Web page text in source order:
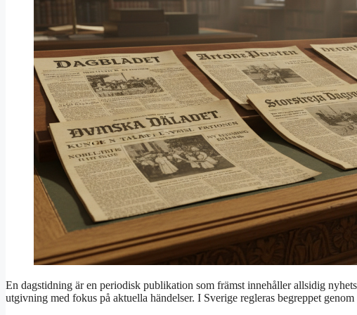
En dagstidning är en periodisk publikation som främst innehåller allsidig
utgivning med fokus på aktuella händelser. I Sverige regleras begreppet